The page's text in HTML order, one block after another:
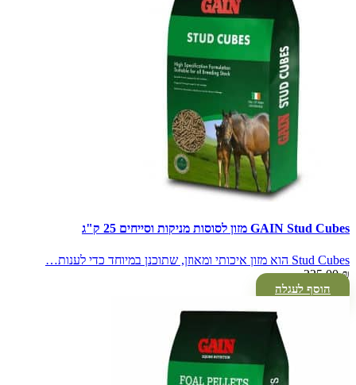
GAIN Stud Cubes מזון לסוסות מניקות וסייחים 25 ק"ג
Stud Cubes הוא מזון איכותי ומאוזן, שתוכנן במיוחד כדי לענות…
225.00₪
הוסף לעגלה